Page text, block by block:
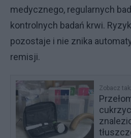
medycznego, regularnych
kontrolnych badań krwi.
pozostaje i nie znika
remisji.
Zobacz